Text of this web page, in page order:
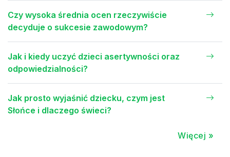
Czy wysoka średnia ocen rzeczywiście
decyduje o sukcesie zawodowym?
Jak i kiedy uczyć dzieci asertywności oraz
odpowiedzialności?
Jak prosto wyjaśnić dziecku, czym jest
Słońce i dlaczego świeci?
Więcej »